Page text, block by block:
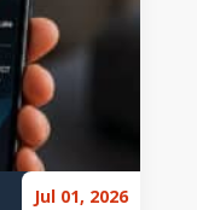
Jul 01, 2026